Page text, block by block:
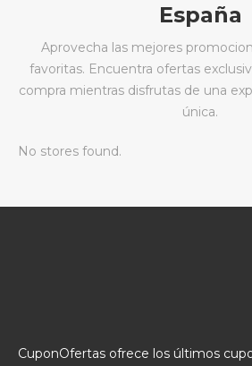
España
Aprovecha las mejores
favoritas. Encuentra ofertas
compra mientras disfrutas de una
única.
No stores found.
CuponOfertas ofrece los últimos